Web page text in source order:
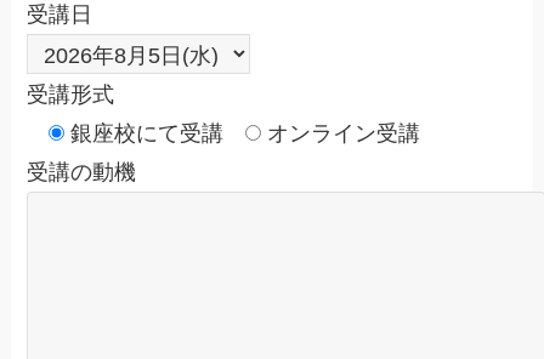
受講日
受講形式
銀座校にて受講
オンライン受講
受講の動機